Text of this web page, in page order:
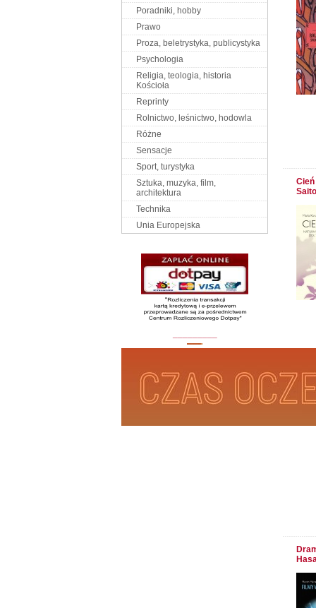
Poradniki, hobby
Prawo
Proza, beletrystyka, publicystyka
Psychologia
Religia, teologia, historia
Kościoła
Reprinty
Rolnictwo, leśnictwo, hodowla
Różne
Sensacje
Sport, turystyka
Sztuka, muzyka, film,
architektura
Technika
Unia Europejska